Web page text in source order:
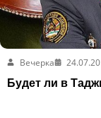
Вечерка
Будет ли в